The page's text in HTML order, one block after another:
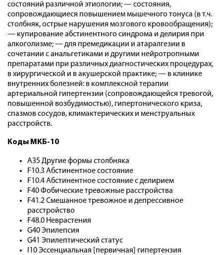
состояний различной этиологии; — состояния,
сопровождающиеся повышением мышечного тонуса (в т.ч.
столбняк, острые нарушения мозгового кровообращения);
— купирование абстинентного синдрома и делирия при
алкоголизме; — для премедикации и атаралгезии в
сочетании с анальгетиками и другими нейротропными
препаратами при различных диагностических процедурах,
в хирургической и в акушерской практике; — в клинике
внутренних болезней: в комплексной терапии
артериальной гипертензии (сопровождающейся тревогой,
повышенной возбудимостью), гипертонического криза,
спазмов сосудов, климактерических и менструальных
расстройств.
Коды МКБ-10
A35 Другие формы столбняка
F10.3 Абстинентное состояние
F10.4 Абстинентное состояние с делирием
F40 Фобические тревожные расстройства
F41.2 Смешанное тревожное и депрессивное
расстройство
F48.0 Неврастения
G40 Эпилепсия
G41 Эпилептический статус
I10 Эссенциальная [первичная] гипертензия